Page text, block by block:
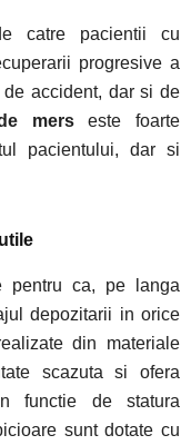
catre pacientii cu
progresive a
accident, dar si de
merseste foarte
pacientului, dar si
pentru ca, pe langa
depozitarii in orice
din materiale
scazuta si ofera
functie de statura
sunt dotate cu